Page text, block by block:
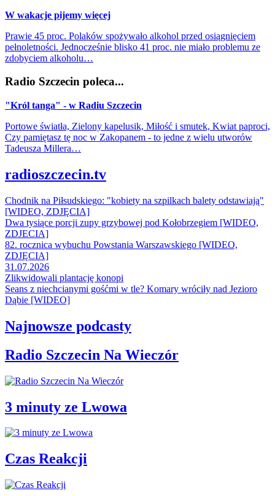
W wakacje pijemy więcej
Prawie 45 proc. Polaków spożywało alkohol przed osiągnięciem
pełnoletności. Jednocześnie blisko 41 proc. nie miało problemu ze
zdobyciem alkoholu…
Radio Szczecin poleca...
"Król tanga" - w Radiu Szczecin
Portowe światła, Zielony kapelusik, Miłość i smutek, Kwiat paproci,
Czy pamiętasz tę noc w Zakopanem - to jedne z wielu utworów
Tadeusza Millera…
radioszczecin.tv
Chodnik na Piłsudskiego: "kobiety na szpilkach balety odstawiają"
[WIDEO, ZDJĘCIA]
Dwa tysiące porcji zupy grzybowej pod Kołobrzegiem [WIDEO,
ZDJECIA]
82. rocznica wybuchu Powstania Warszawskiego [WIDEO,
ZDJĘCIA]
31.07.2026
Zlikwidowali plantację konopi
Seans z niechcianymi gośćmi w tle? Komary wróciły nad Jezioro
Dąbie [WIDEO]
Najnowsze podcasty
Radio Szczecin Na Wieczór
3 minuty ze Lwowa
Czas Reakcji